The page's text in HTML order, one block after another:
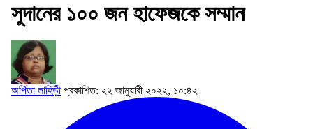
সুদানের ১০০ জন হাফেজকে সম্মান
অর্পিতা লাহিড়ী প্রকাশিত: ২২ জানুয়ারী ২০২২, ১০:৪২